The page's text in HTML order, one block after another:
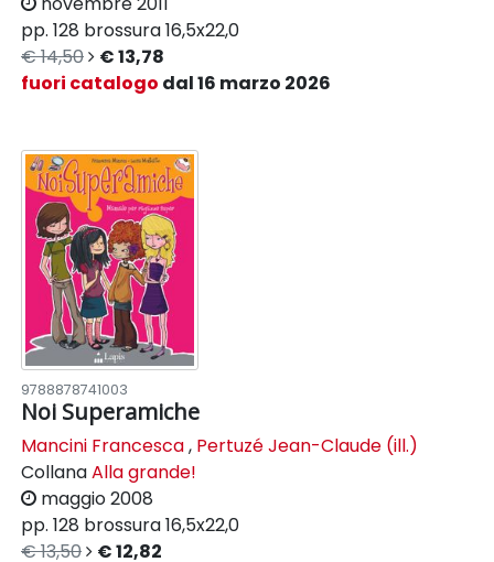
pp. 128 brossura16,5x22,0
€ 14,50
€ 13,78
fuori catalogo dal 16 marzo 2026
9788878741003
Noi Superamiche
Mancini Francesca, Pertuzé Jean-Claude (ill.)
CollanaAlla grande!
maggio 2008
pp. 128 brossura16,5x22,0
€ 13,50
€ 12,82